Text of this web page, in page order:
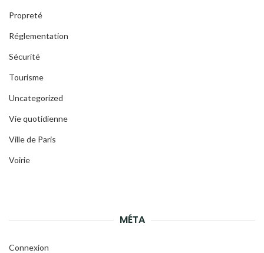
Propreté
Réglementation
Sécurité
Tourisme
Uncategorized
Vie quotidienne
Ville de Paris
Voirie
MÉTA
Connexion